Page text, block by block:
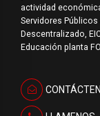
actividad
Servidores
Descentralizado,
Educación planta